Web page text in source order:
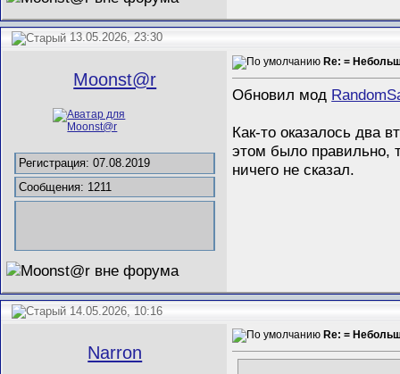
13.05.2026, 23:30
Mооnst@r
Регистрация: 07.08.2019
Сообщения: 1211
Re: =
Обновил мод
Как-то оказалось два
этом было правильно,
ничего не сказал.
14.05.2026, 10:16
Narron
Re: =